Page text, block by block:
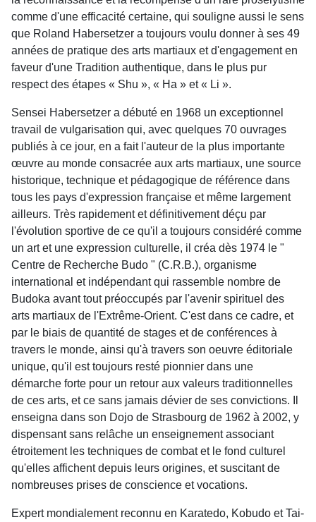
comme d'une efficacité certaine, qui souligne aussi le sens
que Roland Habersetzer a toujours voulu donner à ses 49
années de pratique des arts martiaux et d'engagement en
faveur d'une Tradition authentique, dans le plus pur
respect des étapes « Shu », « Ha » et « Li ».
Sensei Habersetzer a débuté en 1968 un exceptionnel
travail de vulgarisation qui, avec quelques 70 ouvrages
publiés à ce jour, en a fait l'auteur de la plus importante
œuvre au monde consacrée aux arts martiaux, une source
historique, technique et pédagogique de référence dans
tous les pays d'expression française et même largement
ailleurs. Très rapidement et définitivement déçu par
l'évolution sportive de ce qu'il a toujours considéré comme
un art et une expression culturelle, il créa dès 1974 le "
Centre de Recherche Budo " (C.R.B.), organisme
international et indépendant qui rassemble nombre de
Budoka avant tout préoccupés par l'avenir spirituel des
arts martiaux de l'Extrême-Orient. C'est dans ce cadre, et
par le biais de quantité de stages et de conférences à
travers le monde, ainsi qu'à travers son oeuvre éditoriale
unique, qu'il est toujours resté pionnier dans une
démarche forte pour un retour aux valeurs traditionnelles
de ces arts, et ce sans jamais dévier de ses convictions. Il
enseigna dans son Dojo de Strasbourg de 1962 à 2002, y
dispensant sans relâche un enseignement associant
étroitement les techniques de combat et le fond culturel
qu'elles affichent depuis leurs origines, et suscitant de
nombreuses prises de conscience et vocations.
Expert mondialement reconnu en Karatedo, Kobudo et Tai-